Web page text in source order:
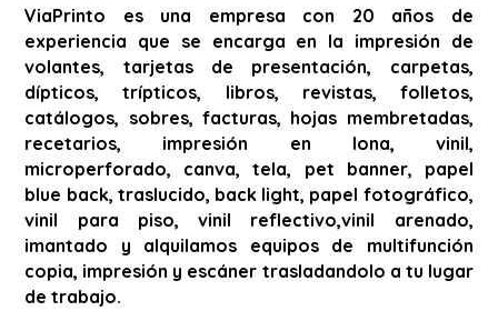
ViaPrinto es una empresa con 20 años de
experiencia que se encarga en la impresión de
volantes, tarjetas de presentación, carpetas,
dípticos, trípticos, libros, revistas, folletos,
catálogos, sobres, facturas, hojas membretadas,
recetarios, impresión en lona, vinil,
microperforado, canva, tela, pet banner, papel
blue back, traslucido, back light, papel fotográfico,
vinil para piso, vinil reflectivo,vinil arenado,
imantado y alquilamos equipos de multifunción
copia, impresión y escáner trasladandolo a tu lugar
de trabajo.